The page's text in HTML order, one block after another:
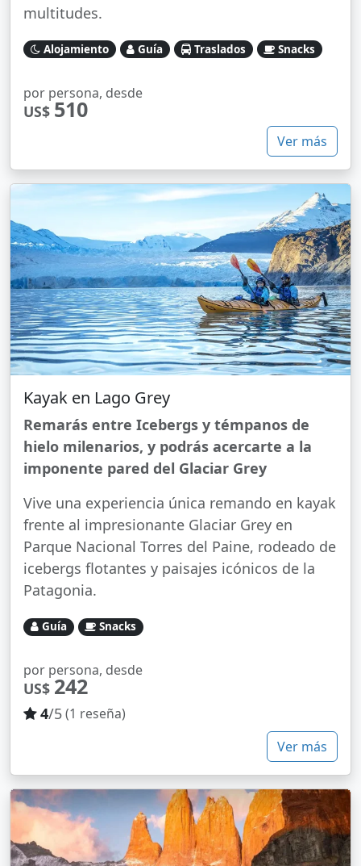
multitudes.
Alojamiento Guía Traslados Snacks
por persona, desde
US$ 510
Ver más
Kayak en Lago Grey
Remarás entre Icebergs y témpanos de
hielo milenarios, y podrás acercarte a la
imponente pared del Glaciar Grey
Vive una experiencia única remando en kayak
frente al impresionante Glaciar Grey en
Parque Nacional Torres del Paine, rodeado de
icebergs flotantes y paisajes icónicos de la
Patagonia.
Guía Snacks
por persona, desde
US$ 242
4/5(1 reseña)
Ver más